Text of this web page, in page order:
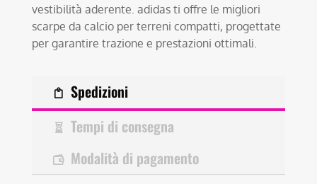
vestibilità aderente. adidas ti offre le migliori
scarpe da calcio per terreni compatti, progettate
per garantire trazione e prestazioni ottimali.
Spedizioni
Tempi di consegna
Modalità di pagamento